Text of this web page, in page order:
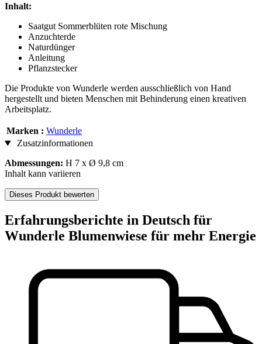
Inhalt:
Saatgut Sommerblüten rote Mischung
Anzuchterde
Naturdünger
Anleitung
Pflanzstecker
Die Produkte von Wunderle werden ausschließlich von Hand
hergestellt und bieten Menschen mit Behinderung einen kreativen
Arbeitsplatz.
Marken : Wunderle
Zusatzinformationen
Abmessungen: H 7 x Ø 9,8 cm
Inhalt kann variieren
Dieses Produkt bewerten
Erfahrungsberichte in Deutsch für
Wunderle Blumenwiese für mehr Energie